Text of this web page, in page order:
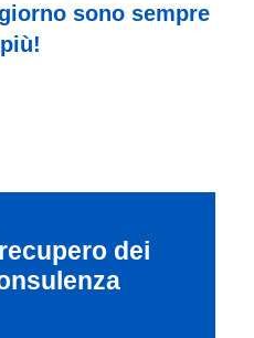
sono sempre
dei